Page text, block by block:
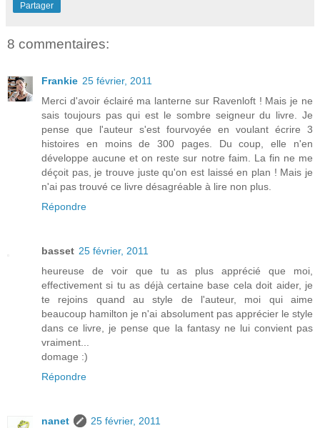
Partager
8 commentaires:
Frankie 25 février, 2011
Merci d'avoir éclairé ma lanterne sur Ravenloft ! Mais je ne
sais toujours pas qui est le sombre seigneur du livre. Je
pense que l'auteur s'est fourvoyée en voulant écrire 3
histoires en moins de 300 pages. Du coup, elle n'en
développe aucune et on reste sur notre faim. La fin ne me
déçoit pas, je trouve juste qu'on est laissé en plan ! Mais je
n'ai pas trouvé ce livre désagréable à lire non plus.
Répondre
basset 25 février, 2011
heureuse de voir que tu as plus apprécié que moi,
effectivement si tu as déjà certaine base cela doit aider, je
te rejoins quand au style de l'auteur, moi qui aime
beaucoup hamilton je n'ai absolument pas apprécier le style
dans ce livre, je pense que la fantasy ne lui convient pas
vraiment...
domage :)
Répondre
nanet
25 février, 2011